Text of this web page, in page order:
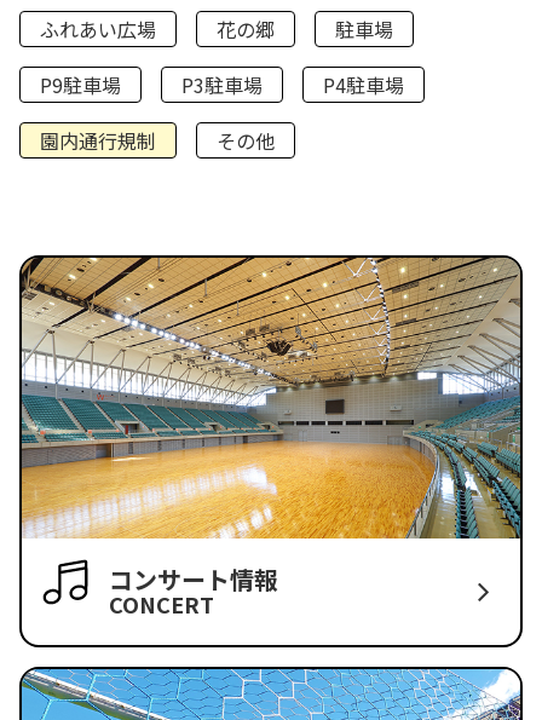
ふれあい広場
花の郷
駐車場
P9駐車場
P3駐車場
P4駐車場
園内通行規制
その他
コンサート情報
CONCERT